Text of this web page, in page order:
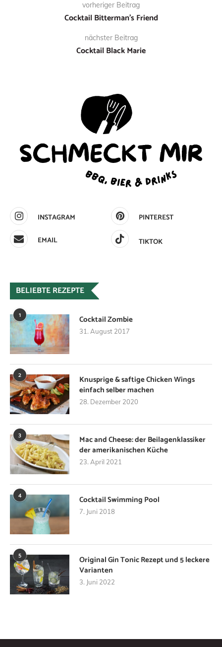
vorheriger Beitrag
Cocktail Bitterman’s Friend
nächster Beitrag
Cocktail Black Marie
INSTAGRAM
PINTEREST
EMAIL
TIKTOK
BELIEBTE REZEPTE
1 Cocktail Zombie
31. August 2017
2
Knusprige & saftige Chicken Wings
einfach selber machen
28. Dezember 2020
3
Mac and Cheese: der Beilagenklassiker
der amerikanischen Küche
23. April 2021
4 Cocktail Swimming Pool
7. Juni 2018
5
Original Gin Tonic Rezept und 5 leckere
Varianten
3. Juni 2022